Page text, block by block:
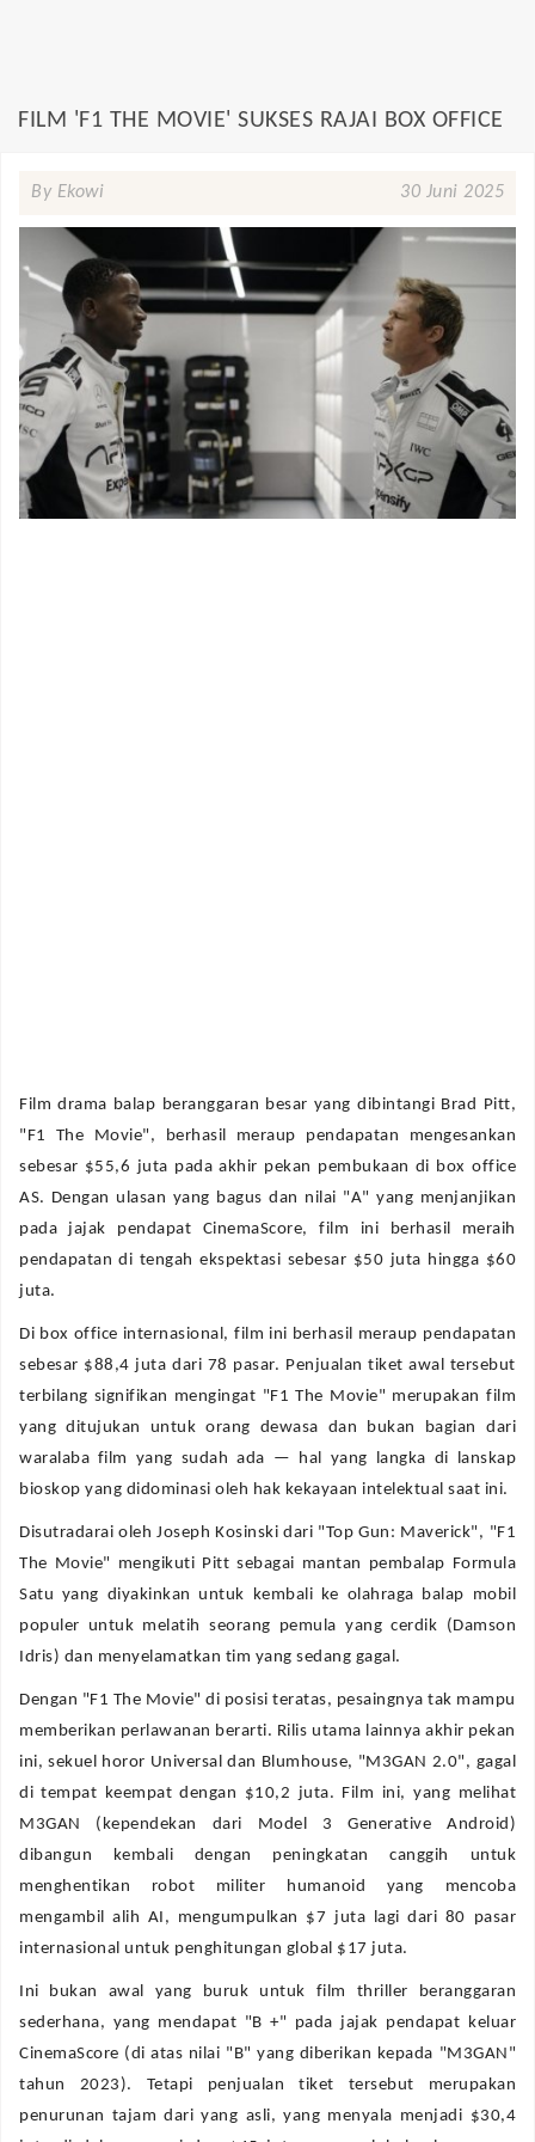
FILM 'F1 THE MOVIE' SUKSES RAJAI BOX OFFICE
By Ekowi 30 Juni 2025
Film drama balap beranggaran besar yang dibintangi Brad Pitt,
"F1 The Movie", berhasil meraup pendapatan mengesankan
sebesar $55,6 juta pada akhir pekan pembukaan di box office
AS. Dengan ulasan yang bagus dan nilai "A" yang menjanjikan
pada jajak pendapat CinemaScore, film ini berhasil meraih
pendapatan di tengah ekspektasi sebesar $50 juta hingga $60
juta.
Di box office internasional, film ini berhasil meraup pendapatan
sebesar $88,4 juta dari 78 pasar. Penjualan tiket awal tersebut
terbilang signifikan mengingat "F1 The Movie" merupakan film
yang ditujukan untuk orang dewasa dan bukan bagian dari
waralaba film yang sudah ada — hal yang langka di lanskap
bioskop yang didominasi oleh hak kekayaan intelektual saat ini.
Disutradarai oleh Joseph Kosinski dari "Top Gun: Maverick", "F1
The Movie" mengikuti Pitt sebagai mantan pembalap Formula
Satu yang diyakinkan untuk kembali ke olahraga balap mobil
populer untuk melatih seorang pemula yang cerdik (Damson
Idris) dan menyelamatkan tim yang sedang gagal.
Dengan "F1 The Movie" di posisi teratas, pesaingnya tak mampu
memberikan perlawanan berarti. Rilis utama lainnya akhir pekan
ini, sekuel horor Universal dan Blumhouse, "M3GAN 2.0", gagal
di tempat keempat dengan $10,2 juta. Film ini, yang melihat
M3GAN (kependekan dari Model 3 Generative Android)
dibangun kembali dengan peningkatan canggih untuk
menghentikan robot militer humanoid yang mencoba
mengambil alih AI, mengumpulkan $7 juta lagi dari 80 pasar
internasional untuk penghitungan global $17 juta.
Ini bukan awal yang buruk untuk film thriller beranggaran
sederhana, yang mendapat "B +" pada jajak pendapat keluar
CinemaScore (di atas nilai "B" yang diberikan kepada "M3GAN"
tahun 2023). Tetapi penjualan tiket tersebut merupakan
penurunan tajam dari yang asli, yang menyala menjadi $30,4